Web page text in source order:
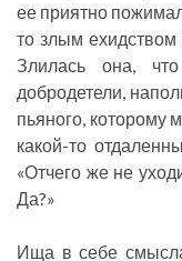
ее приятно
то злым
Злилась она,
добродетели,
пьяного, которому
какой-то
«Отчего же не
Да?»
Ища в себе